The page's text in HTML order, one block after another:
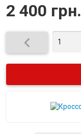
2 400 грн.